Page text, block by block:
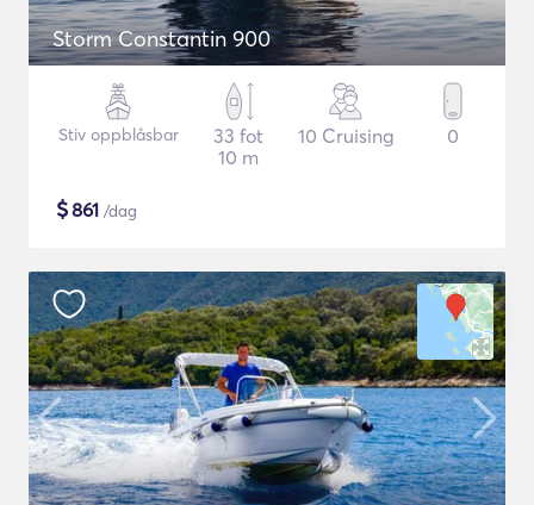
Storm Constantin 900
Stiv oppblåsbar
33 fot
10 m
10 Cruising 0
$861 /dag